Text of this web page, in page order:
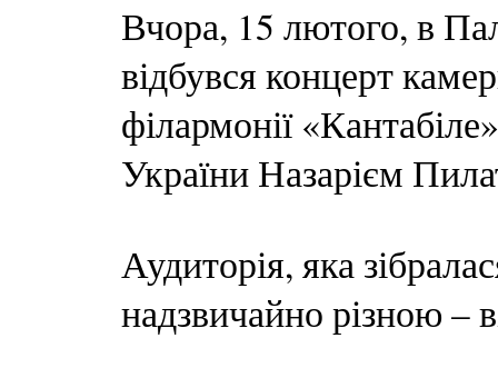
Вчора, 15 лютого, в
відбувся концерт
філармонії
України Назарієм
Аудиторія, яка
надзвичайно різною –